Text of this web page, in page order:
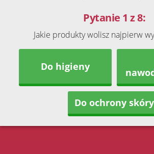
Pytanie 1 z 8:
Jakie produkty wolisz najpierw
Do higieny
Do ochrony skóry